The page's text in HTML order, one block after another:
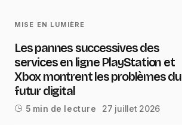
MISE EN LUMIÈRE
Les pannes successives des
services en ligne PlayStation et
Xbox montrent les problèmes du
futur digital
5 min de lecture 27 juillet 2026